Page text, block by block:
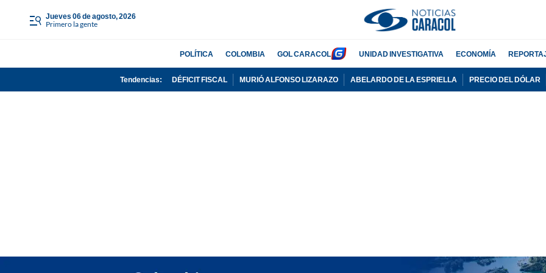
jueves 06 de agosto, 2026
Primero la gente
POLÍTICA COLOMBIA GOL CARACOL UNIDAD INVESTIGATIVA ECONOMÍA
Tendencias: DÉFICIT FISCAL MURIÓ ALFONSO LIZARAZO ABELARDO DE LA ESPRIELLA PRECIO DEL DÓLAR